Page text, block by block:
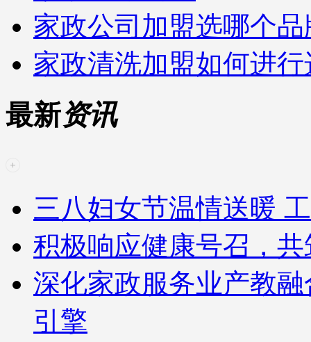
家政公司加盟选哪个
家政清洗加盟如何进
最新资讯
三八妇女节温情送暖
积极响应健康号召，
深化家政服务业产教
引擎